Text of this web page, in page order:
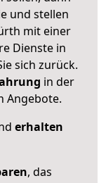
und stellen
mit einer
Dienste in
sich zurück.
in der
Angebote.
erhalten
, das